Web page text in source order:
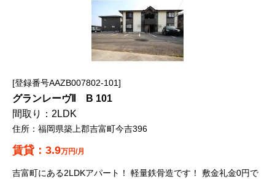
登録番号AAZB007802-101
グランレーヴⅡ B 101
2LDK
福岡県築上郡吉富町今吉396
3.9万円/月
吉富町にある2LDKアパート！ 軽量鉄骨造です！ 敷金礼金0円で